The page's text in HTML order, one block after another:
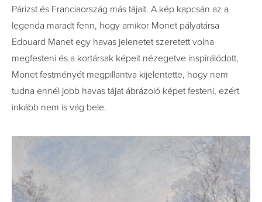
Párizst és Franciaország más tájait. A kép kapcsán az a
legenda maradt fenn, hogy amikor Monet pályatársa
Edouard Manet egy havas jelenetet szeretett volna
megfesteni és a kortársak képeit nézegetve inspirálódott,
Monet festményét megpillantva kijelentette, hogy nem
tudna ennél jobb havas tájat ábrázoló képet festeni, ezért
inkább nem is vág bele.